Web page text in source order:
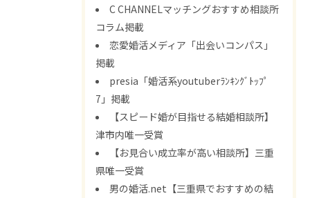
C CHANNELマッチングおすすめ相談所
コラム掲載
恋愛婚活メディア「出会いコンパス」
掲載
presia「婚活系youtuberﾗﾝｷﾝｸﾞﾄｯﾌﾟ
7」掲載
【スピード婚が目指せる結婚相談所】
津市内唯一受賞
【お見合い成立率が高い相談所】三重
県唯一受賞
男の婚活.net【三重県でおすすめの結